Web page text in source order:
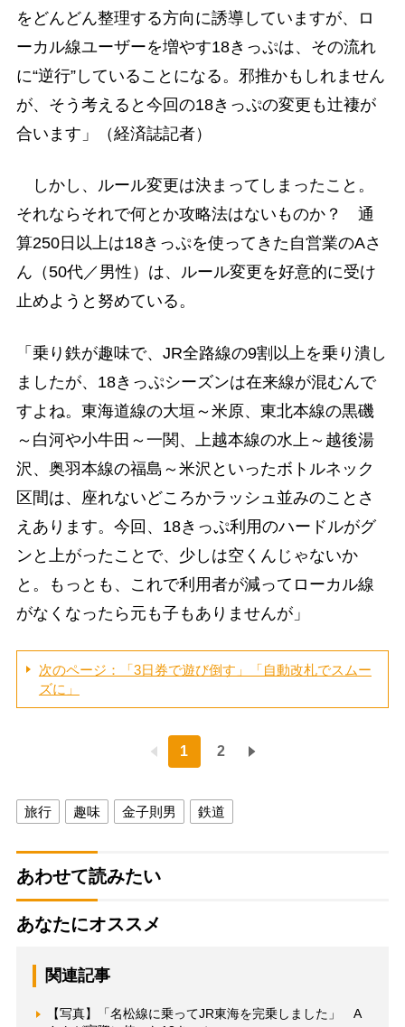
をどんどん整理する方向に誘導していますが、ロ
ーカル線ユーザーを増やす18きっぷは、その流れ
に“逆行”していることになる。邪推かもしれません
が、そう考えると今回の18きっぷの変更も辻褄が
合います」（経済誌記者）
しかし、ルール変更は決まってしまったこと。
それならそれで何とか攻略法はないものか？ 通
算250日以上は18きっぷを使ってきた自営業のAさ
ん（50代／男性）は、ルール変更を好意的に受け
止めようと努めている。
「乗り鉄が趣味で、JR全路線の9割以上を乗り潰し
ましたが、18きっぷシーズンは在来線が混むんで
すよね。東海道線の大垣～米原、東北本線の黒磯
～白河や小牛田～一関、上越本線の水上～越後湯
沢、奥羽本線の福島～米沢といったボトルネック
区間は、座れないどころかラッシュ並みのことさ
えあります。今回、18きっぷ利用のハードルがグ
ンと上がったことで、少しは空くんじゃないか
と。もっとも、これで利用者が減ってローカル線
がなくなったら元も子もありませんが」
次のページ：「3日券で遊び倒す」「自動改札でスムー
ズに」
1 2
旅行 趣味 金子則男 鉄道
あわせて読みたい
あなたにオススメ
関連記事
【写真】「名松線に乗ってJR東海を完乗しました」 A